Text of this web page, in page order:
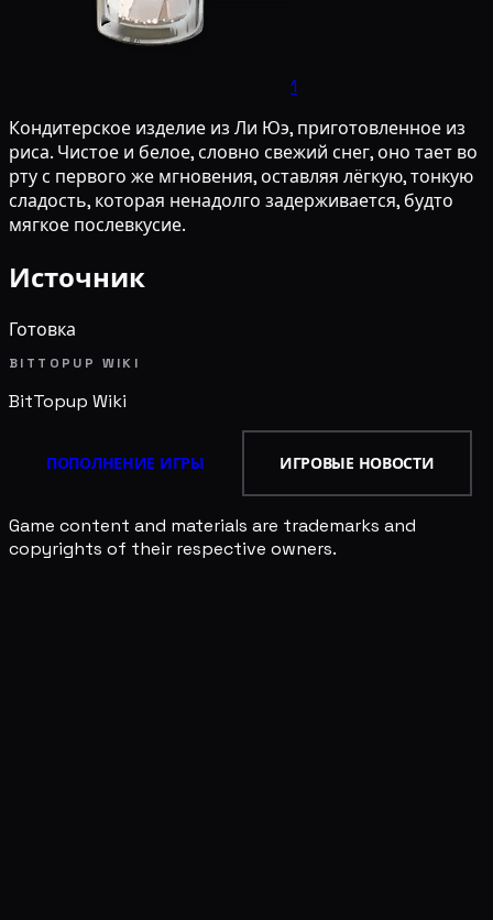
1
Кондитерское изделие из Ли Юэ, приготовленное из
риса. Чистое и белое, словно свежий снег, оно тает во
рту с первого же мгновения, оставляя лёгкую, тонкую
сладость, которая ненадолго задерживается, будто
мягкое послевкусие.
Источник
Готовка
BITTOPUP WIKI
BitTopup Wiki
ПОПОЛНЕНИЕ ИГРЫ ИГРОВЫЕ НОВОСТИ
Game content and materials are trademarks and
copyrights of their respective owners.